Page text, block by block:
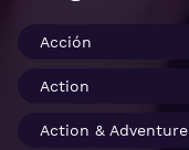
Acción
Action
Action & Adventure